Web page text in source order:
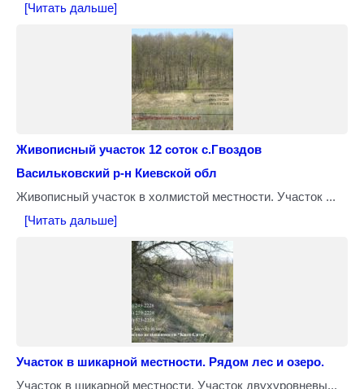
[Читать дальше]
Живописный участок 12 соток с.Гвоздов
Васильковский р-н Киевской обл
Живописный участок в холмистой местности. Участок ...
[Читать дальше]
Участок в шикарной местности. Рядом лес и озеро.
Участок в шикарной местности. Участок двухуровневы...